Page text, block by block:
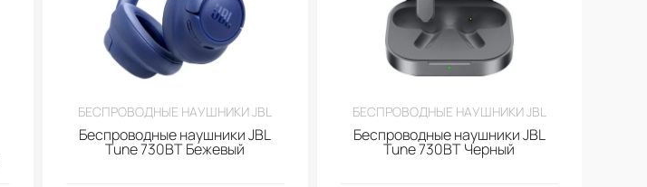
БЕСПРОВОДНЫЕ НАУШНИКИ JBL
Беспроводные наушники JBL
Tune 730BT Бежевый
БЕСПРОВОДНЫЕ НАУШНИКИ JBL
Беспроводные наушники JBL
Tune 730BT Черный